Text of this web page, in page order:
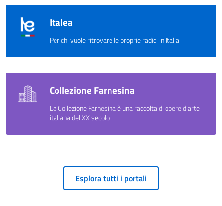
Italea
Per chi vuole ritrovare le proprie radici in Italia
Collezione Farnesina
La Collezione Farnesina è una raccolta di opere d'arte
italiana del XX secolo
Esplora tutti i portali